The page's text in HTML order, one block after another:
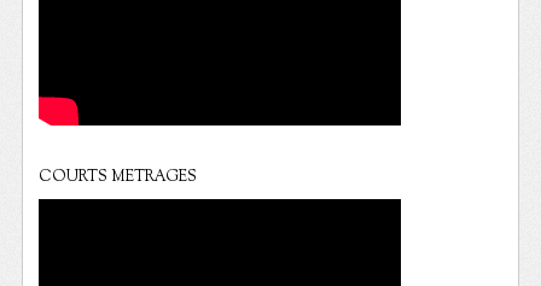
COURTS METRAGES